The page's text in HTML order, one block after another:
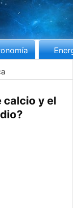
calcio y el